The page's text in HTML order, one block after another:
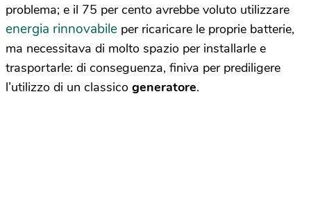
problema; e il 75 per cento avrebbe voluto utilizzare
energia rinnovabile per ricaricare le proprie batterie,
ma necessitava di molto spazio per installarle e
trasportarle: di conseguenza, finiva per prediligere
l’utilizzo di un classico generatore.